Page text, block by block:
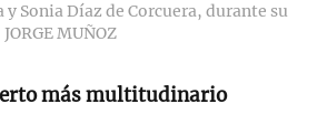
Sonia Díaz de Corcuera, durante su
JORGE MUÑOZ
más multitudinario